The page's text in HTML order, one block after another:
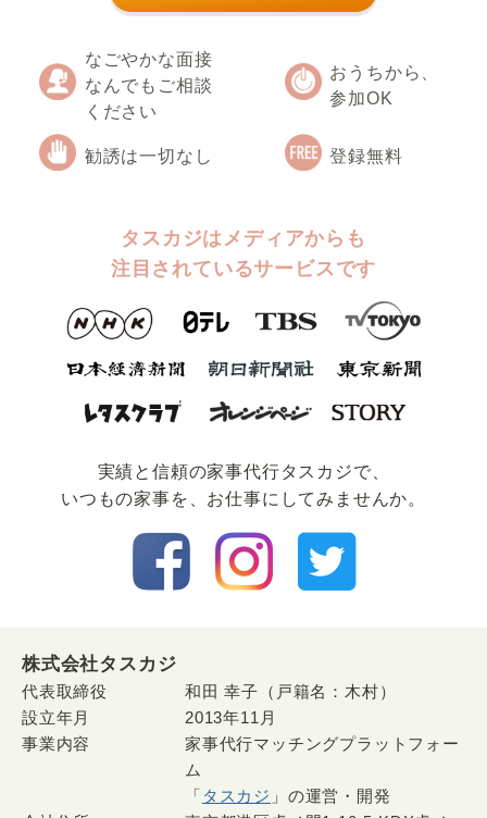
なごやかな面接
なんでもご相談
ください
おうちから、
参加OK
勧誘は一切なし 登録無料
タスカジはメディアからも
注目されているサービスです
実績と信頼の家事代⾏タスカジで、
いつもの家事を、お仕事にしてみませんか。
株式会社タスカジ
代表取締役
和田 幸子（戸籍名：木村）
設立年月
2013年11月
事業内容
家事代行マッチングプラットフォー
ム
「 タスカジ 」の運営・開発